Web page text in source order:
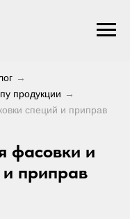
→
продукции →
специй и приправ
фасовки и
приправ